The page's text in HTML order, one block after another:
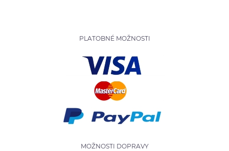
PLATOBNÉ MOŽNOSTI
MOŽNOSTI DOPRAVY